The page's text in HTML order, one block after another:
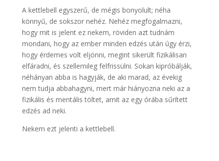
A kettlebell egyszerű, de mégis bonyolult; néha
könnyű, de sokszor nehéz. Nehéz megfogalmazni,
hogy mit is jelent ez nekem, röviden azt tudnám
mondani, hogy az ember minden edzés után úgy érzi,
hogy érdemes volt eljönni, megint sikerült fizikálisan
elfáradni, és szellemileg felfrissülni. Sokan kipróbálják,
néhányan abba is hagyják, de aki marad, az évekig
nem tudja abbahagyni, mert már hiányozna neki az a
fizikális és mentális töltet, amit az egy órába sűrített
edzés ad neki.
Nekem ezt jelenti a kettlebell.